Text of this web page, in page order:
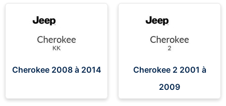
Cherokee 2008 à 2014
Cherokee 2 2001 à
2009